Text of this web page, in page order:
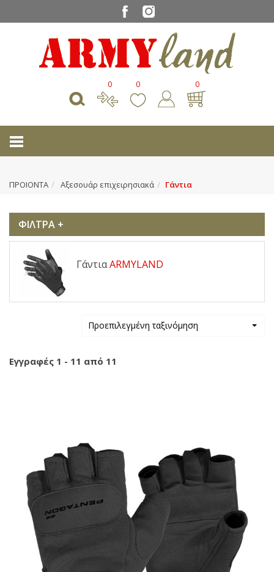
0 0 0
ΠΡΟΙΟΝΤΑ Αξεσουάρ επιχειρησιακά Γάντια
ΦΙΛΤΡΑ +
ΓάντιαARMYLAND
Προεπιλεγμένη ταξινόμηση
Εγγραφές 1 - 11 από 11